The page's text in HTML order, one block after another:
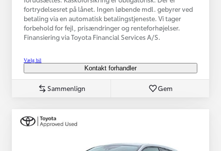
fortrydelsesret på lånet. Ingen løbende mdl. gebyrer ved
betaling via en automatisk betalingstjeneste. Vi tager
forbehold for fejl, prisændringer og renteforhøjelser.
Finansiering via Toyota Financial Services A/S.
Vælg bil
Kontakt forhandler
Sammenlign Gem